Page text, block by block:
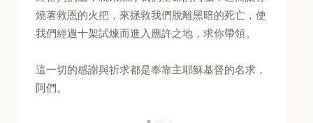
燒著救恩的火把，來拯救我們脫離黑暗的死亡，使
我們經過十架試煉而進入應許之地，求你帶領。
這一切的感謝與祈求都是奉靠主耶穌基督的名求，
阿們。